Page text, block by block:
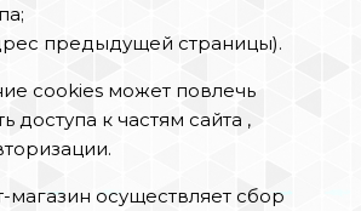
предыдущей страницы).
cookies может повлечь
доступа к частям сайта ,
магазин осуществляет сбор